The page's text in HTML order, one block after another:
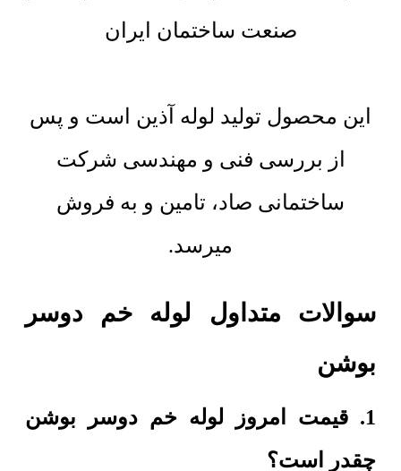
صنعت ساختمان ایران
این محصول تولید لوله آذین است و پس
از بررسی فنی و مهندسی شرکت
ساختمانی صاد، تامین و به فروش
میرسد.
سوالات متداول لوله خم دوسر
بوشن
1. قیمت امروز لوله خم دوسر بوشن
چقدر است؟